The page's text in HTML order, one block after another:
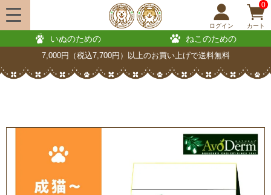
ログイン
0
カート
いぬのための ねこのための
7,000円（税込7,700円）以上のお買い上げで送料無料